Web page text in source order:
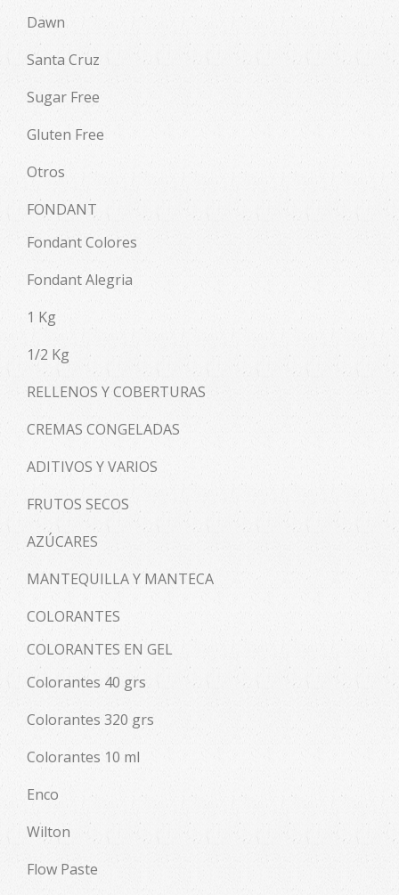
Dawn
Santa Cruz
Sugar Free
Gluten Free
Otros
FONDANT
Fondant Colores
Fondant Alegria
1 Kg
1/2 Kg
RELLENOS Y COBERTURAS
CREMAS CONGELADAS
ADITIVOS Y VARIOS
FRUTOS SECOS
AZÚCARES
MANTEQUILLA Y MANTECA
COLORANTES
COLORANTES EN GEL
Colorantes 40 grs
Colorantes 320 grs
Colorantes 10 ml
Enco
Wilton
Flow Paste